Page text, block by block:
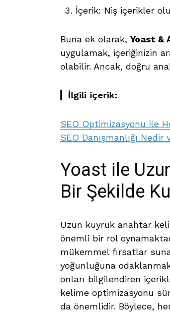
İçerik: Niş içerikler
Buna ek olarak, Yoast &
uygulamak, içeriğinizin
olabilir. Ancak, doğru
İlgili içerik:
SEO Optimizasyonu ile
SEO Danışmanlığı
Yoast ile
Bir Şekilde
Uzun kuyruk anahtar
önemli bir rol
mükemmel fırsatlar
yoğunluğuna
onları bilgilendiren
kelime optimizasyonu
da önemlidir. Böylece,